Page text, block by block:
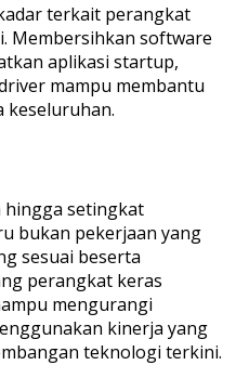
terkait perangkat
Membersihkan software
aplikasi startup,
mampu membantu
keseluruhan.
setingkat
bukan pekerjaan yang
sesuai beserta
perangkat keras
mengurangi
kinerja yang
teknologi terkini.